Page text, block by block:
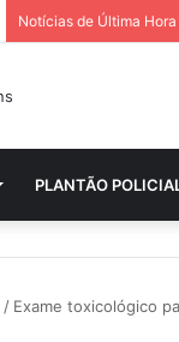
Notícias de Última Hora
PLANTÃO
/ Exame toxicológico